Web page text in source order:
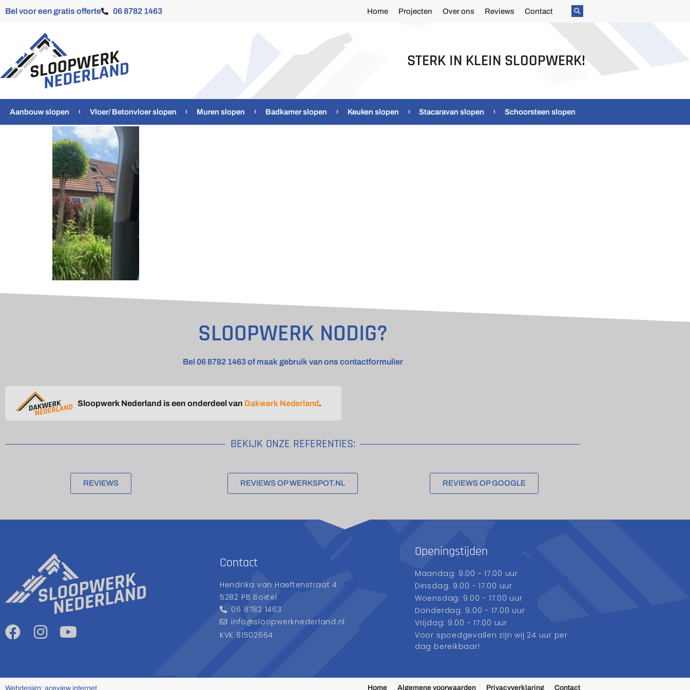
Bel voor een gratis offerte 06 8782 1463 Home Projecten Over ons Reviews Contact
STERK IN KLEIN SLOOPWERK!
Aanbouw slopen Vloer/ Betonvloer slopen Muren slopen Badkamer slopen Keuken slopen Stacaravan slopen Schoorsteen slopen
SLOOPWERK NODIG?
Bel 06 8782 1463 of maak gebruik van ons contactformulier
Sloopwerk Nederland is een onderdeel van Dakwerk Nederland.
BEKIJK ONZE REFERENTIES:
REVIEWS REVIEWS OP WERKSPOT.NL REVIEWS OP GOOGLE
Contact
Hendrika van Haeftenstraat 4
5282 PB Boxtel
06 8782 1463
info@sloopwerknederland.nl
KVK 81502664
Openingstijden
Maandag: 9.00 - 17.00 uur
Dinsdag: 9.00 - 17.00 uur
Woensdag: 9.00 - 17.00 uur
Donderdag: 9.00 - 17.00 uur
Vrijdag: 9.00 - 17.00 uur
Voor spoedgevallen zijn wij 24 uur per
dag bereikbaar!
Webdesign: aceview internet Home Algemene voorwaarden Privacyverklaring Contact